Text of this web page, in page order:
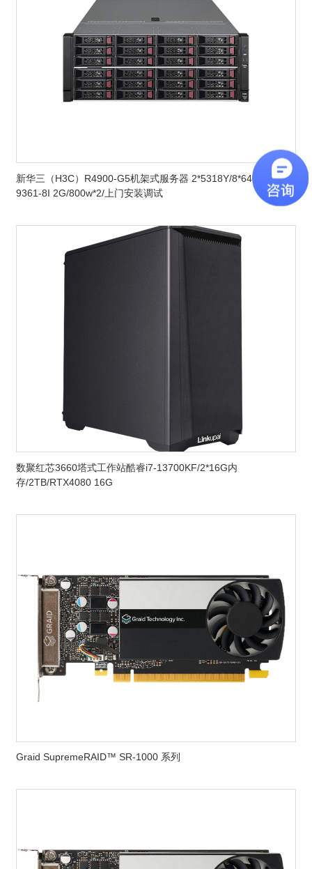
新华三（H3C）R4900-G5机架式服务器 2*5318Y/8*64GB/2*12T
9361-8I 2G/800w*2/上门安装调试
数聚红芯3660塔式工作站酷睿i7-13700KF/2*16G内
存/2TB/RTX4080 16G
Graid SupremeRAID™ SR-1000 系列